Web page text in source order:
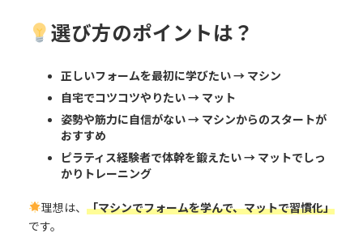
選び方のポイントは？
正しいフォームを最初に学びたい → マシン
自宅でコツコツやりたい → マット
姿勢や筋力に自信がない → マシンからのスタートが
おすすめ
ピラティス経験者で体幹を鍛えたい → マットでしっ
かりトレーニング
理想は、 「マシンでフォームを学んで、マットで習慣化」
です。